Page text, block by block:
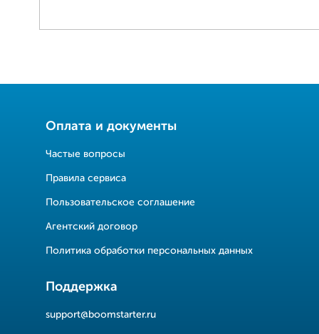
Оплата и документы
Частые вопросы
Правила сервиса
Пользовательское соглашение
Агентский договор
Политика обработки персональных данных
Поддержка
support@boomstarter.ru